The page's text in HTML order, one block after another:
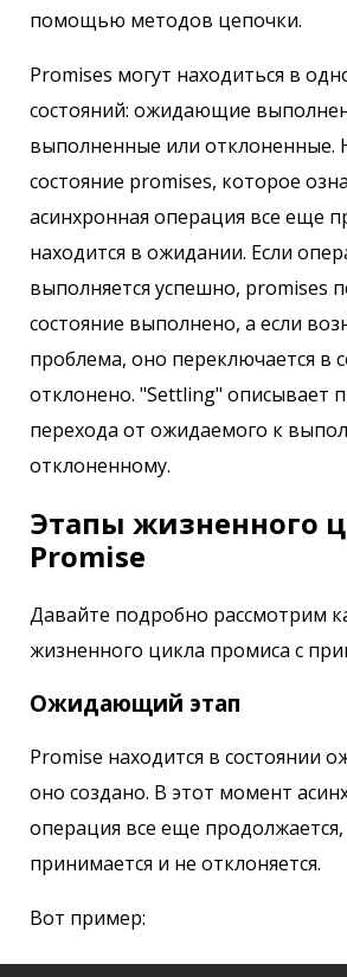
помощью методов цепочки.
Promises могут находиться в
состояний: ожидающие
выполненные или отклоненные.
состояние promises, которое
асинхронная операция все еще
находится в ожидании. Если
выполняется успешно, promises
состояние выполнено, а если
проблема, оно переключается в
отклонено. "Settling" описывает
перехода от ожидаемого к
отклоненному.
Этапы жизненного
Promise
Давайте подробно рассмотрим
жизненного цикла промиса с
Ожидающий этап
Promise находится в состоянии
оно создано. В этот момент
операция все еще
принимается и не отклоняется.
Вот пример: